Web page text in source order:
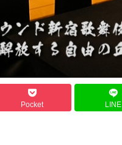
Pocket LINE